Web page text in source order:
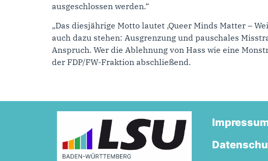
ausgeschlossen werden.“
„Das diesjährige Motto lautet ‚Queer Minds Matter –
auch dazu stehen: Ausgrenzung und pauschales
Anspruch. Wer die Ablehnung von Hass wie eine
der FDP/FW-Fraktion abschließend.